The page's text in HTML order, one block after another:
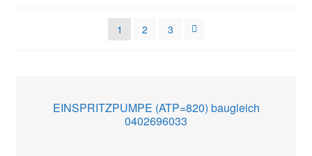
1 2 3
EINSPRITZPUMPE (ATP=820) baugleich
0402696033